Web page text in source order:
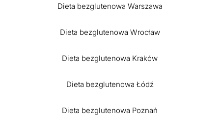
Dieta bezglutenowa Warszawa
Dieta bezglutenowa Wrocław
Dieta bezglutenowa Kraków
Dieta bezglutenowa Łódź
Dieta bezglutenowa Poznań